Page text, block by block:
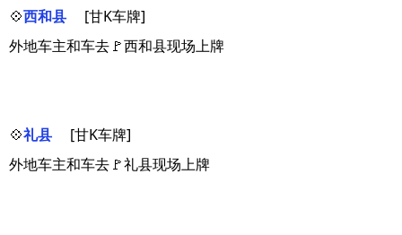
💠西和县
[甘K车牌]
外地车主和车去🚩西和县现场上牌
💠礼县
[甘K车牌]
外地车主和车去🚩礼县现场上牌